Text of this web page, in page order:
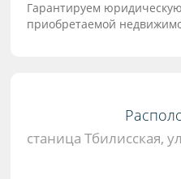
Гарантируем
приобретаемой
станица Тбилисская,